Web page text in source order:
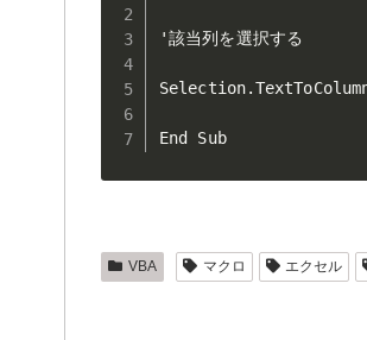
'該当列を選択する
End Sub
VBA マクロ エクセル